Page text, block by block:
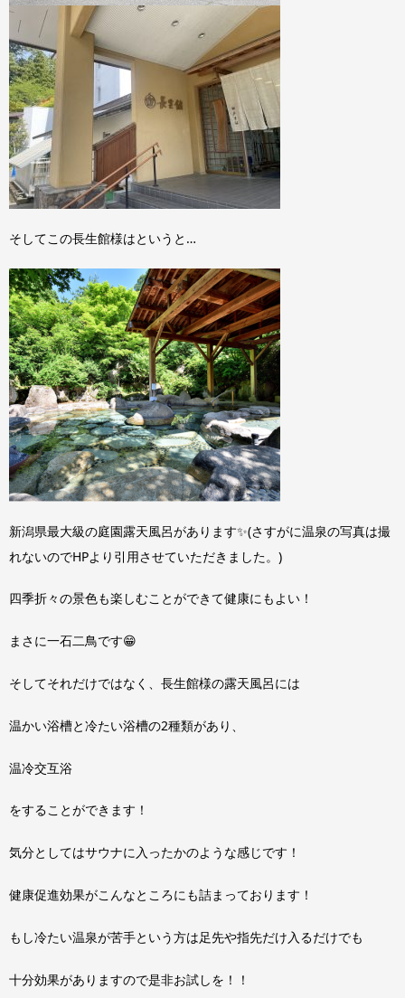
そしてこの長生館様はというと…
新潟県最大級の庭園露天風呂があります✨(さすがに温泉の写真は撮
れないのでHPより引用させていただきました。)
四季折々の景色も楽しむことができて健康にもよい！
まさに一石二鳥です😁
そしてそれだけではなく、長生館様の露天風呂には
温かい浴槽と冷たい浴槽の2種類があり、
温冷交互浴
をすることができます！
気分としてはサウナに入ったかのような感じです！
健康促進効果がこんなところにも詰まっております！
もし冷たい温泉が苦手という方は足先や指先だけ入るだけでも
十分効果がありますので是非お試しを！！